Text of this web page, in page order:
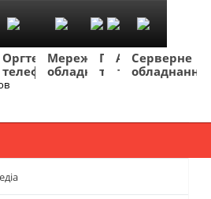
Оргтехніка
телефонія
Мережеве
обладнання
Побутова
техніка
TV
та
Фото
та
Авто
та
Серверне
обладнання